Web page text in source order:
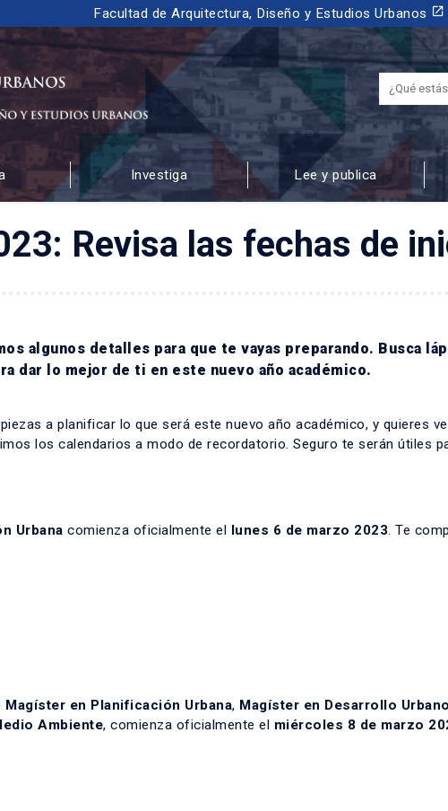
Facultad de Arquitectura, Diseño y Estudios Urbanos launch
URBANOS Investiga Lee y publica
Revisa las fechas de
algunos detalles para que te vayas preparando. Busca
dar lo mejor de ti en este nuevo año académico.
a planificar lo que será este nuevo año académico, y quieres
los calendarios a modo de recordatorio. Seguro te serán útiles
Urbana comienza oficialmente el lunes 6 de marzo 2023. Te
Magíster en Planificación Urbana, Magíster en Desarrollo Urbano
Ambiente, comienza oficialmente el miércoles 8 de marzo